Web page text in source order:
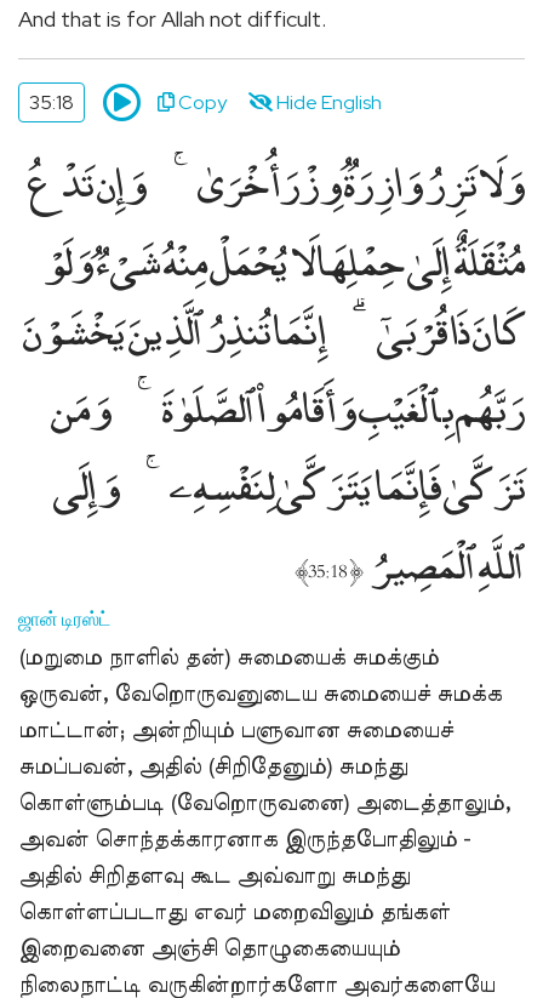
And that is for Allah not difficult.
35:18 Copy Hide English
وَلَا تَزِرُ وَازِرَةٌۭ وِزْرَ أُخْرَىٰ وَإِن تَدْعُ
مُثْقَلَةٌ إِلَىٰ حِمْلِهَا لَا يُحْمَلْ مِنْهُ شَىْءٌۭ وَلَوْ
كَانَ ذَا قُرْبَىٰٓ إِنَّمَا تُنذِرُ ٱلَّذِينَ يَخْشَوْنَ
رَبَّهُم بِٱلْغَيْبِ وَأَقَامُوا۟ ٱلصَّلَوٰةَ وَمَن
تَزَكَّىٰ فَإِنَّمَا يَتَزَكَّىٰ لِنَفْسِهِۦ وَإِلَى
ٱللَّهِ ٱلْمَصِيرُ﴿35:18﴾
ஜான் டிரஸ்ட்
(மறுமை நாளில் தன்) சுமையைக் சுமக்கும்
ஒருவன், வேறொருவனுடைய சுமையைச் சுமக்க
மாட்டான்; அன்றியும் பளுவான சுமையைச்
சுமப்பவன், அதில் (சிறிதேனும்) சுமந்து
கொள்ளும்படி (வேறொருவனை) அடைத்தாலும்,
அவன் சொந்தக்காரனாக இருந்தபோதிலும் -
அதில் சிறிதளவு கூட அவ்வாறு சுமந்து
கொள்ளப்படாது எவர் மறைவிலும் தங்கள்
இறைவனை அஞ்சி தொழுகையையும்
நிலைநாட்டி வருகின்றார்களோ அவர்களையே